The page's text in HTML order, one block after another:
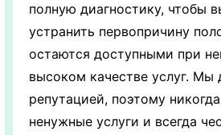
полную диагностику, чтобы
устранить первопричину
остаются доступными при
высоком качестве услуг.
репутацией, поэтому
ненужные услуги и всегда